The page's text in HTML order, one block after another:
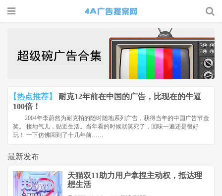
提案网 |
广告小报
| 广告圈
那点事
【热点推荐】
耐克12年前在中国的广告，比现在的牛逼
100倍！
2004年李蔚然为耐克拍的随时随地系列广告，获得当年的中国广告节金
奖。 接地气儿，贴近生活。当年看的时候就笑死了，回味一遍还是很好
玩！ 一下仿佛回到了十几年前……
最新发布
天猫双11助力用户拿捏主动权，抵达理
想生活